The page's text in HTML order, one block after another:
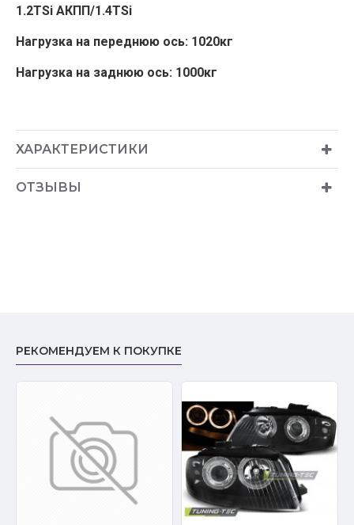
1.2TSi АКПП/1.4TSi
Нагрузка на переднюю ось: 1020кг
Нагрузка на заднюю ось: 1000кг
ХАРАКТЕРИСТИКИ
ОТЗЫВЫ
РЕКОМЕНДУЕМ К ПОКУПКЕ